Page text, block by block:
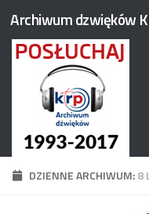
Przejdź do treści
Archiwum dzwięków
DZIENNE ARCHIWUM:8